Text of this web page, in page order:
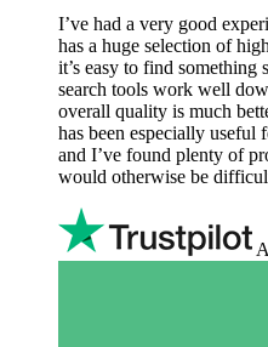
I’ve had a very good
has a huge selection of
it’s easy to find
search tools work well
overall quality is much
has been especially useful
and I’ve found plenty of
would otherwise be